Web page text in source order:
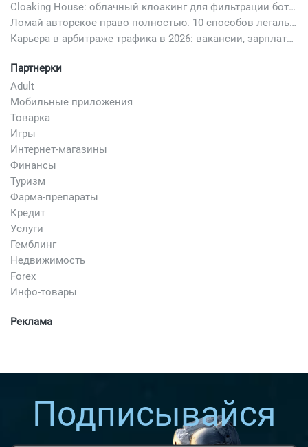
Cloaking House: облачный клоакинг для фильтрации ботов FB и Google Ads — гайд PHP-интеграции 2026
Ломай авторское право полностью. 10 способов легально добавить любимый трек в свой креатив
Карьера в арбитраже трафика в 2026: вакансии, зарплаты и как начать
Партнерки
Adult
Мобильные приложения
Товарка
Игры
Интернет-магазины
Финансы
Туризм
Фарма-препараты
Кредит
Услуги
Гемблинг
Недвижимость
Forex
Инфо-товары
Реклама
Подписывайся